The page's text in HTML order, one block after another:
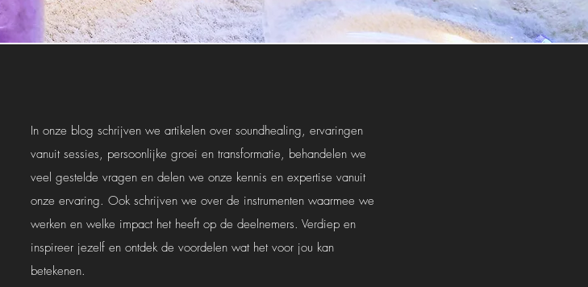
In onze blog schrijven we artikelen over soundhealing, ervaringen
vanuit sessies, persoonlijke groei en transformatie, behandelen we
veel gestelde vragen en delen we onze kennis en expertise vanuit
onze ervaring. Ook schrijven we over de instrumenten waarmee we
werken en welke impact het heeft op de deelnemers. Verdiep en
inspireer jezelf en ontdek de voordelen wat het voor jou kan
betekenen.